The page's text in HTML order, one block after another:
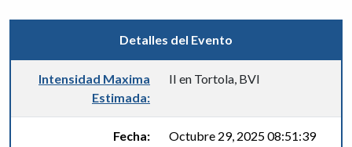
Detalles del Evento
Intensidad Maxima
Estimada:
II en Tortola, BVI
Fecha:
Octubre 29, 2025 08:51:39